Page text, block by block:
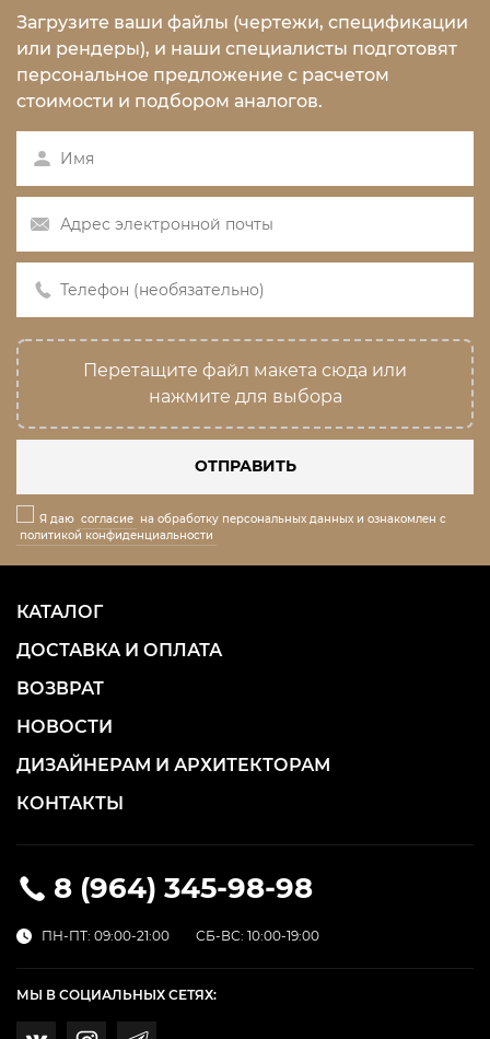
Загрузите ваши файлы (чертежи, спецификации
или рендеры), и наши специалисты подготовят
персональное предложение с расчетом
стоимости и подбором аналогов.
Перетащите файл макета сюда или
нажмите для выбора
ОТПРАВИТЬ
Я даю согласие на обработку персональных данных и ознакомлен с
политикой конфиденциальности
8 (964) 345-98-98
ПН-ПТ: 09:00-21:00 СБ-ВС: 10:00-19:00
КАТАЛОГ
ДОСТАВКА И ОПЛАТА
ВОЗВРАТ
НОВОСТИ
ДИЗАЙНЕРАМ И АРХИТЕКТОРАМ
КОНТАКТЫ
МЫ В СОЦИАЛЬНЫХ СЕТЯХ: